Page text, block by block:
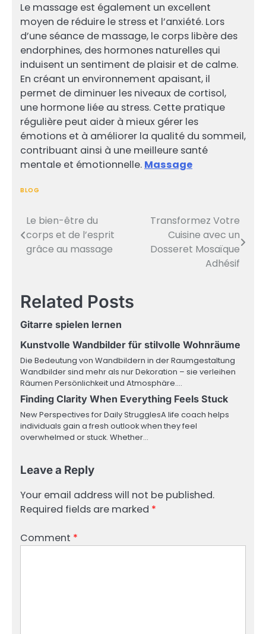
Le massage est également un excellent
moyen de réduire le stress et l’anxiété. Lors
d’une séance de massage, le corps libère des
endorphines, des hormones naturelles qui
induisent un sentiment de plaisir et de calme.
En créant un environnement apaisant, il
permet de diminuer les niveaux de cortisol,
une hormone liée au stress. Cette pratique
régulière peut aider à mieux gérer les
émotions et à améliorer la qualité du sommeil,
contribuant ainsi à une meilleure santé
mentale et émotionnelle. Massage
BLOG
Post
navigation
Le bien-être du
corps et de l’esprit
grâce au massage
Transformez Votre
Cuisine avec un
Dosseret Mosaïque
Adhésif
Related Posts
Gitarre spielen lernen
Kunstvolle Wandbilder für stilvolle Wohnräume
Die Bedeutung von Wandbildern in der Raumgestaltung
Wandbilder sind mehr als nur Dekoration – sie verleihen
Räumen Persönlichkeit und Atmosphäre.…
Finding Clarity When Everything Feels Stuck
New Perspectives for Daily StrugglesA life coach helps
individuals gain a fresh outlook when they feel
overwhelmed or stuck. Whether…
Leave a Reply
Your email address will not be published.
Required fields are marked *
Comment *